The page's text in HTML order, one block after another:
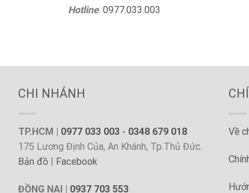
Hotline: 0977.033.003
CHI NHÁNH
TP.HCM | 0977 033 003 - 0348 679 018
175 Lương Định Của, An Khánh, Tp.Thủ Đức.
Bản đồ | Facebook
ĐỒNG NAI | 0937 703 553
Về